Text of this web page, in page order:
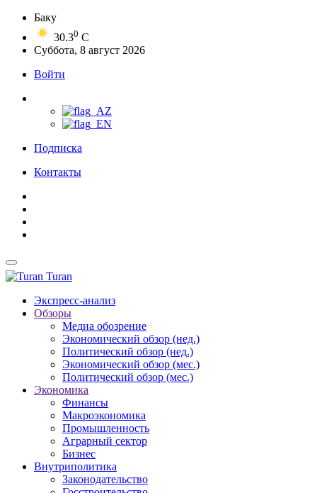
Баку
30.30 C
Суббота, 8 август 2026
Войти
Подписка
Контакты
Turan
Экспресс-анализ
Обзоры
Медиа обозрение
Экономический обзор (нед.)
Политический обзор (нед.)
Экономический обзор (мес.)
Политический обзор (мес.)
Экономика
Финансы
Макроэкономика
Промышленность
Аграрный сектор
Бизнес
Внутриполитика
Законодательство